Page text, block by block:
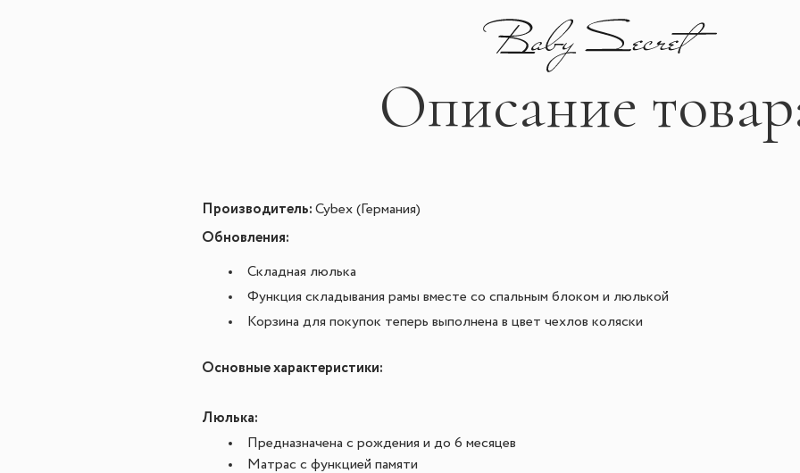
Описание
Производитель: Cybex (Германия)
Обновления:
Складная люлька
Функция складывания рамы вместе со спальным блоком и люлькой
Корзина для покупок теперь выполнена в цвет чехлов коляски
Основные характеристики:
Люлька:
Предназначена с рождения и до 6 месяцев
Матрас с функцией памяти